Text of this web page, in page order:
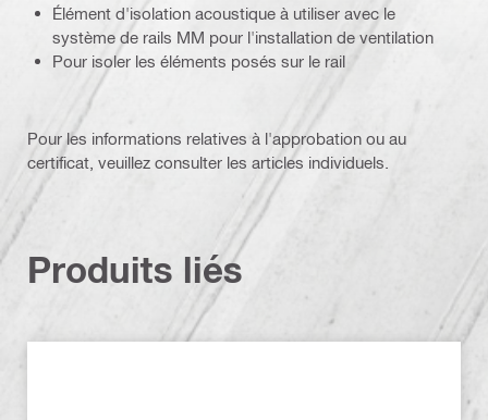
Élément d'isolation acoustique à utiliser avec le
système de rails MM pour l'installation de ventilation
Pour isoler les éléments posés sur le rail
Pour les informations relatives à l'approbation ou au
certificat, veuillez consulter les articles individuels.
Produits liés